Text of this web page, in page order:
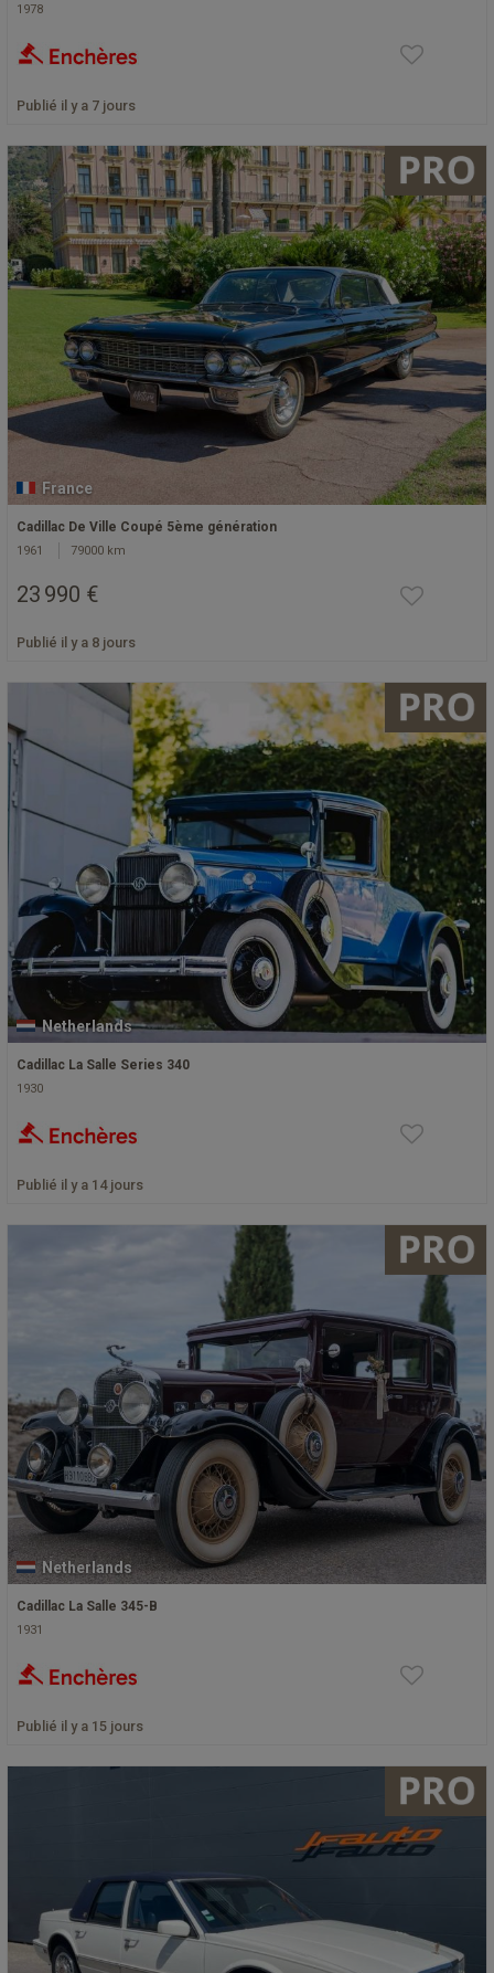
1978
Publié il y a 7 jours
France
Cadillac De Ville Coupé 5ème génération
1961 79000 km
23 990 €
Publié il y a 8 jours
Netherlands
Cadillac La Salle Series 340
1930
Publié il y a 14 jours
Netherlands
Cadillac La Salle 345-B
1931
Publié il y a 15 jours